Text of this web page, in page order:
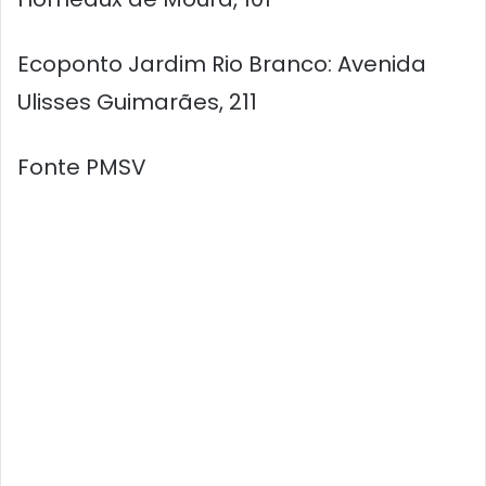
Ecoponto Jardim Rio Branco: Avenida
Ulisses Guimarães, 211
Fonte PMSV